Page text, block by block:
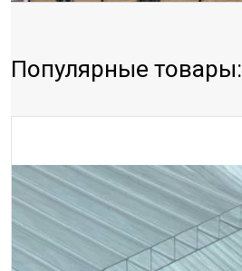
Популярные товары: